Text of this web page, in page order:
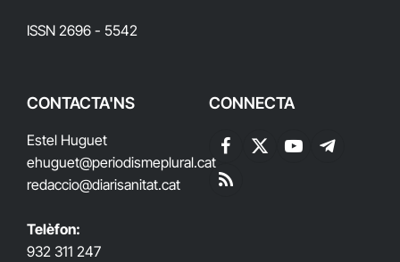
ISSN 2696 - 5542
CONTACTA'NS
Estel Huguet
ehuguet@periodismeplural.cat
redaccio@diarisanitat.cat
Telèfon:
932 311 247
CONNECTA
Facebook
X
YouTubeTelegram
RSS